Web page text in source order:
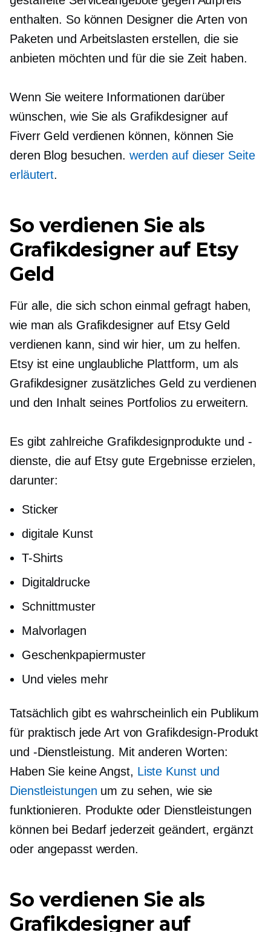
enthalten. So können Designer die Arten von
Paketen und Arbeitslasten erstellen, die sie
anbieten möchten und für die sie Zeit haben.
Wenn Sie weitere Informationen darüber
wünschen, wie Sie als Grafikdesigner auf
Fiverr Geld verdienen können, können Sie
deren Blog besuchen. werden auf dieser Seite
erläutert.
So verdienen Sie als
Grafikdesigner auf Etsy
Geld
Für alle, die sich schon einmal gefragt haben,
wie man als Grafikdesigner auf Etsy Geld
verdienen kann, sind wir hier, um zu helfen.
Etsy ist eine unglaubliche Plattform, um als
Grafikdesigner zusätzliches Geld zu verdienen
und den Inhalt seines Portfolios zu erweitern.
Es gibt zahlreiche Grafikdesignprodukte und -
dienste, die auf Etsy gute Ergebnisse erzielen,
darunter:
Sticker
digitale Kunst
T-Shirts
Digitaldrucke
Schnittmuster
Malvorlagen
Geschenkpapiermuster
Und vieles mehr
Tatsächlich gibt es wahrscheinlich ein Publikum
für praktisch jede Art von Grafikdesign-Produkt
und -Dienstleistung. Mit anderen Worten:
Haben Sie keine Angst, Liste Kunst und
Dienstleistungen um zu sehen, wie sie
funktionieren. Produkte oder Dienstleistungen
können bei Bedarf jederzeit geändert, ergänzt
oder angepasst werden.
So verdienen Sie als
Grafikdesigner auf